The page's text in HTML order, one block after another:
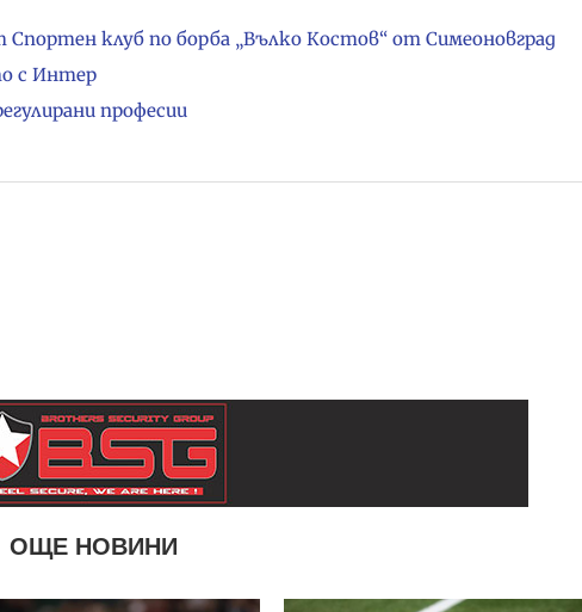
клуб по борба „Вълко Костов“ от Симеоновград
с Интер
професии
ОЩЕ НОВИНИ